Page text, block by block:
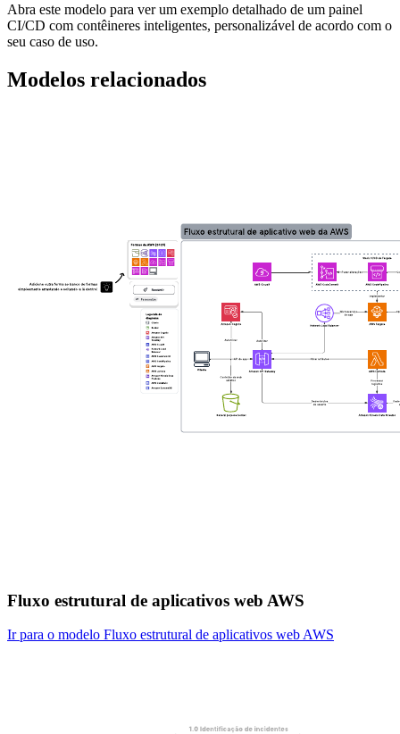
Abra este modelo para ver um exemplo detalhado de um painel
CI/CD com contêineres inteligentes, personalizável de acordo com o
seu caso de uso.
Modelos relacionados
Fluxo estrutural de aplicativos web AWS
Ir para o modelo Fluxo estrutural de aplicativos web AWS